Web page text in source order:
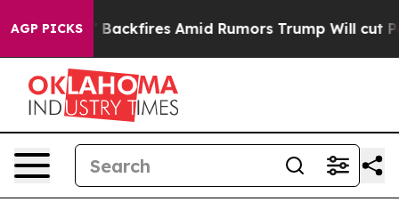
AGP PICKSBackfires Amid Rumors Trump Will cut Pirro